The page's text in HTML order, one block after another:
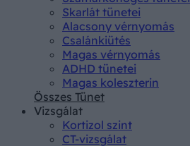
Skarlát tünetei
Alacsony vérnyomás
Csalánkiütés
Magas vérnyomás
ADHD tünetei
Magas koleszterin
Összes Tünet
Vizsgálat
Kortizol szint
CT-vizsgálat